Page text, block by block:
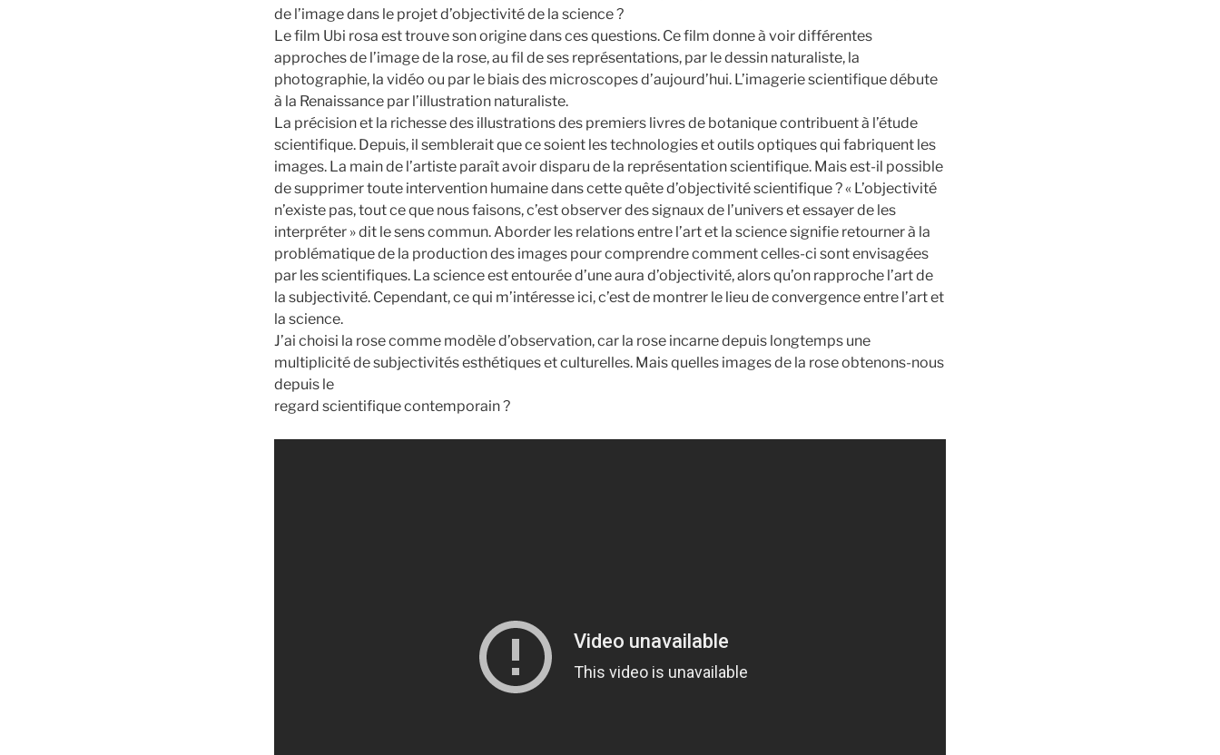
de l’image dans le projet d’objectivité de la science ?
Le film Ubi rosa est trouve son origine dans ces questions. Ce film donne à voir différentes
approches de l’image de la rose, au fil de ses représentations, par le dessin naturaliste, la
photographie, la vidéo ou par le biais des microscopes d’aujourd’hui. L’imagerie scientifique débute
à la Renaissance par l’illustration naturaliste.
La précision et la richesse des illustrations des premiers livres de botanique contribuent à l’étude
scientifique. Depuis, il semblerait que ce soient les technologies et outils optiques qui fabriquent les
images. La main de l’artiste paraît avoir disparu de la représentation scientifique. Mais est-il possible
de supprimer toute intervention humaine dans cette quête d’objectivité scientifique ? « L’objectivité
n’existe pas, tout ce que nous faisons, c’est observer des signaux de l’univers et essayer de les
interpréter » dit le sens commun. Aborder les relations entre l’art et la science signifie retourner à la
problématique de la production des images pour comprendre comment celles-ci sont envisagées
par les scientifiques. La science est entourée d’une aura d’objectivité, alors qu’on rapproche l’art de
la subjectivité. Cependant, ce qui m’intéresse ici, c’est de montrer le lieu de convergence entre l’art et
la science.
J’ai choisi la rose comme modèle d’observation, car la rose incarne depuis longtemps une
multiplicité de subjectivités esthétiques et culturelles. Mais quelles images de la rose obtenons-nous
depuis le
regard scientifique contemporain ?